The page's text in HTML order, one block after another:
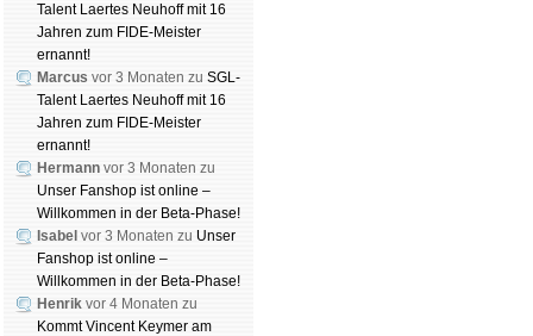
Talent Laertes Neuhoff mit 16
Jahren zum FIDE-Meister
ernannt!
Marcus vor 3 Monaten zu SGL-
Talent Laertes Neuhoff mit 16
Jahren zum FIDE-Meister
ernannt!
Hermann vor 3 Monaten zu
Unser Fanshop ist online –
Willkommen in der Beta-Phase!
Isabel vor 3 Monaten zu Unser
Fanshop ist online –
Willkommen in der Beta-Phase!
Henrik vor 4 Monaten zu
Kommt Vincent Keymer am